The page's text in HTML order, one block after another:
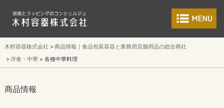
食品包装容器と
木村容器株式会社
商品情報｜食品包装容器と業務用店舗用品の総合商社
洋食・中華
各種中華料理
商品情報